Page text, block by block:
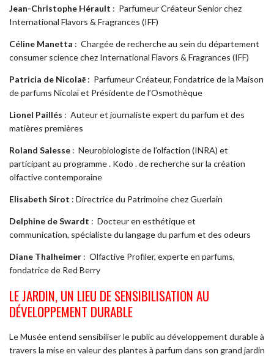
Jean-Christophe Hérault : Parfumeur Créateur Senior chez
International Flavors & Fragrances (IFF)
Céline Manetta : Chargée de recherche au sein du département
consumer science chez International Flavors & Fragrances (IFF)
Patricia de Nicolaē : Parfumeur Créateur, Fondatrice de la Maison
de parfums Nicolaï et Présidente de l’Osmothèque
Lionel Paillés : Auteur et journaliste expert du parfum et des
matières premières
Roland Salesse : Neurobiologiste de l’olfaction (INRA) et
participant au programme . Kodo . de recherche sur la création
olfactive contemporaine
Elisabeth Sirot : Directrice du Patrimoine chez Guerlain
Delphine de Swardt : Docteur en esthétique et
communication, spécialiste du langage du parfum et des odeurs
Diane Thalheimer : Olfactive Profiler, experte en parfums,
fondatrice de Red Berry
LE JARDIN, UN LIEU DE SENSIBILISATION AU
DÉVELOPPEMENT DURABLE
Le Musée entend sensibiliser le public au développement durable à
travers la mise en valeur des plantes à parfum dans son grand jardin